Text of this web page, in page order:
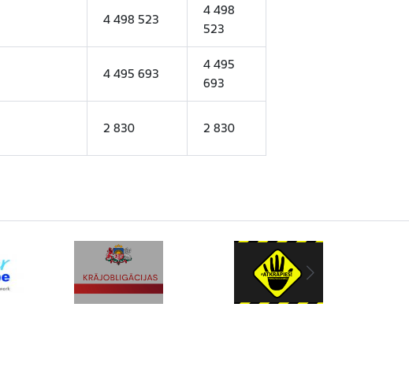
4 498 523
4 498
523
4 495 693
4 495
693
2 830 2 830